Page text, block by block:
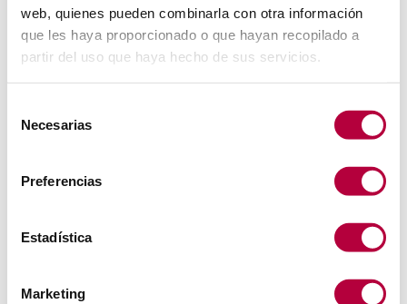
web, quienes pueden combinarla con otra información
que les haya proporcionado o que hayan recopilado a
partir del uso que haya hecho de sus servicios.
Necesarias
Preferencias
Estadística
Marketing